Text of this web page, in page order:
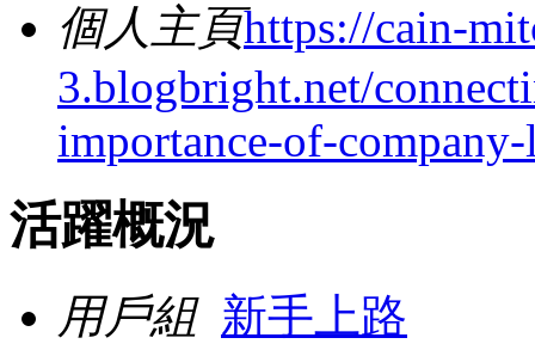
個人主頁https://cain-
3.blogbright.net/
importance-of-
活躍概況
用戶組 新手上路